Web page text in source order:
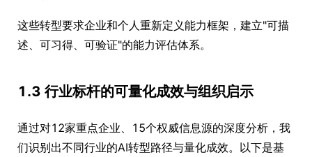
这些转型要求企业和个人重新定义能力框架，建立"可描
述、可习得、可验证"的能力评估体系。
1.3 行业标杆的可量化成效与组织启示
通过对12家重点企业、15个权威信息源的深度分析，我
们识别出不同行业的AI转型路径与量化成效。以下是基